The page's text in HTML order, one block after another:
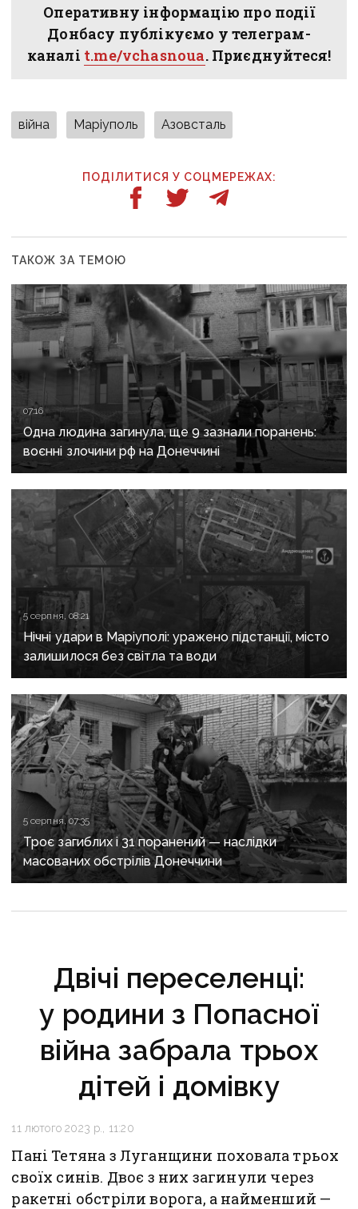
Оперативну інформацію про події
Донбасу публікуємо у телеграм-
каналі t.me/vchasnoua. Приєднуйтеся!
війна Маріуполь Азовсталь
ПОДІЛИТИСЯ У СОЦМЕРЕЖАХ:
ТАКОЖ ЗА ТЕМОЮ
07:16
Одна людина загинула, ще 9 зазнали поранень:
воєнні злочини рф на Донеччині
5 серпня, 08:21
Нічні удари в Маріуполі: уражено підстанції, місто
залишилося без світла та води
5 серпня, 07:35
Троє загиблих і 31 поранений — наслідки
масованих обстрілів Донеччини
Двічі переселенці:
у родини з Попасної
війна забрала трьох
дітей і домівку
11 лютого 2023 р., 11:20
Пані Тетяна з Луганщини поховала трьох
своїх синів. Двоє з них загинули через
ракетні обстріли ворога, а найменший —